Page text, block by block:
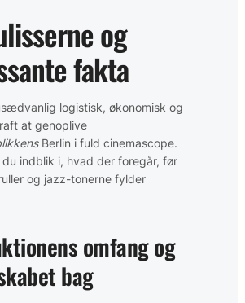
og
fakta
logistisk, økonomisk og
at genoplive
Berlin i fuld cinemascope.
indblik i, hvad der foregår, før
og jazz-tonerne fylder
omfang og
bag